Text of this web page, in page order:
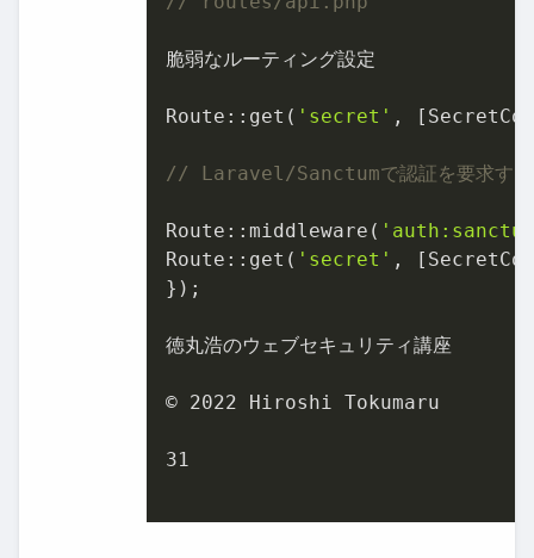
脆弱なルーティング設定
Route::get( 'secret' ,
// Laravel/Sanctumで認証を要求す
Route::middleware(
Route::get( 'secret' ,
});
徳丸浩のウェブセキュリティ講座
© 2022 Hiroshi Tokumaru
31